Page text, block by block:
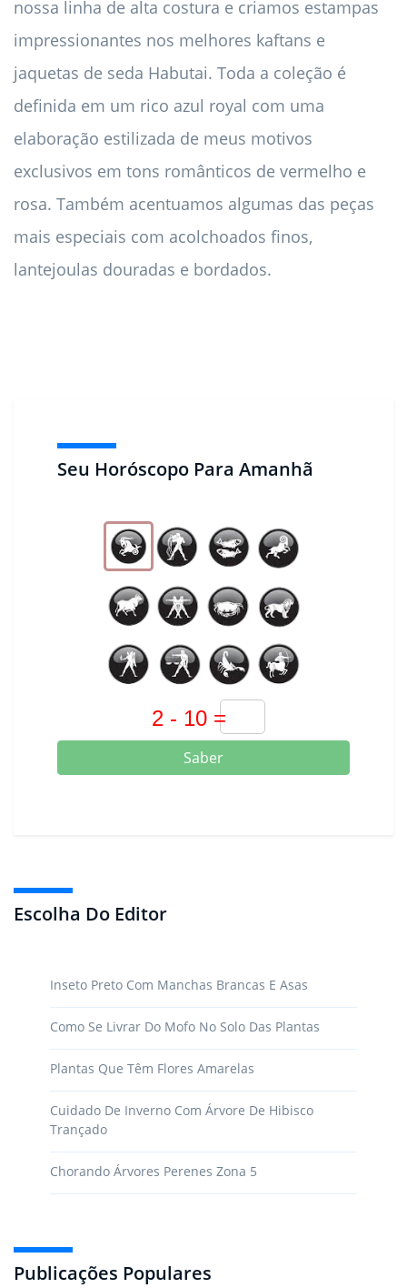
Seu Horóscopo Para Amanhã
Saber
Escolha Do Editor
Inseto Preto Com Manchas Brancas E Asas
Como Se Livrar Do Mofo No Solo Das Plantas
Plantas Que Têm Flores Amarelas
Cuidado De Inverno Com Árvore De Hibisco
Trançado
Chorando Árvores Perenes Zona 5
Publicações Populares
nossa linha de alta costura e criamos estampas
impressionantes nos melhores kaftans e
jaquetas de seda Habutai. Toda a coleção é
definida em um rico azul royal com uma
elaboração estilizada de meus motivos
exclusivos em tons românticos de vermelho e
rosa. Também acentuamos algumas das peças
mais especiais com acolchoados finos,
lantejoulas douradas e bordados.